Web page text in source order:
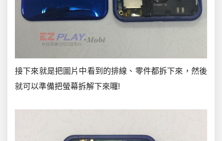
接下來就是把圖片中看到的排線、零件都拆下來，然後
就可以準備把螢幕拆解下來囉!